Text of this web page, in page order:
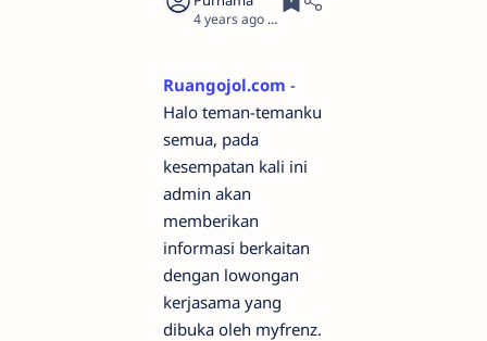
4 years ago 1
Ruangojol.com -
Halo teman-temanku
semua, pada
kesempatan kali ini
admin akan
memberikan
informasi berkaitan
dengan lowongan
kerjasama yang
dibuka oleh myfrenz.